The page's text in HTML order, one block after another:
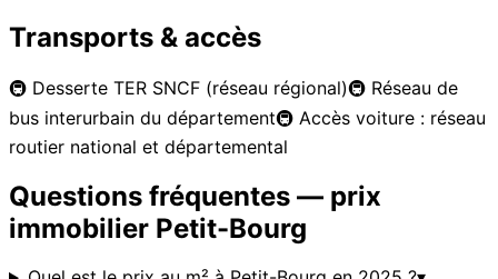
Transports & accès
🚇 Desserte TER SNCF (réseau régional)🚇 Réseau de
bus interurbain du département🚇 Accès voiture : réseau
routier national et départemental
Questions fréquentes — prix
immobilier Petit-Bourg